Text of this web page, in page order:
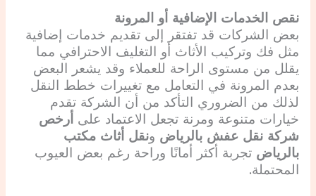
نقص الخدمات الإضافية أو المرونة
بعض الشركات قد تفتقر إلى تقديم خدمات إضافية
مثل فك وتركيب الأثاث أو التغليف الاحترافي مما
يقلل من مستوى الراحة للعملاء وقد يشعر البعض
بعدم المرونة في التعامل مع تغييرات خطط النقل
لذلك من الضروري التأكد من أن الشركة تقدم
خيارات متنوعة ومرنة تجعل الاعتماد على أرخص
شركة نقل عفش بالرياض ونقل أثاث مكتب
بالرياض تجربة أكثر أمانًا وراحة رغم بعض العيوب
المحتملة.